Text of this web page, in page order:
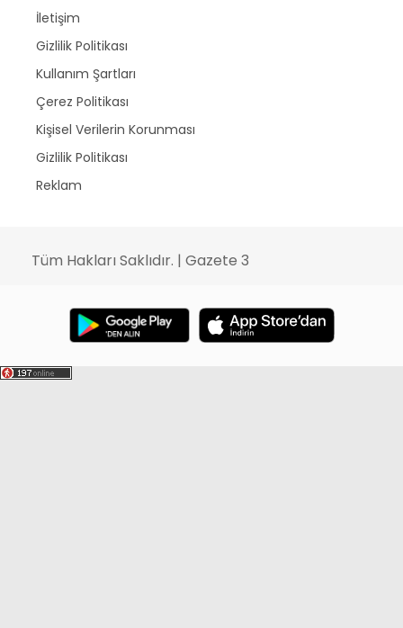
İletişim
Gizlilik Politikası
Kullanım Şartları
Çerez Politikası
Kişisel Verilerin Korunması
Gizlilik Politikası
Reklam
Tüm Hakları Saklıdır. | Gazete 3